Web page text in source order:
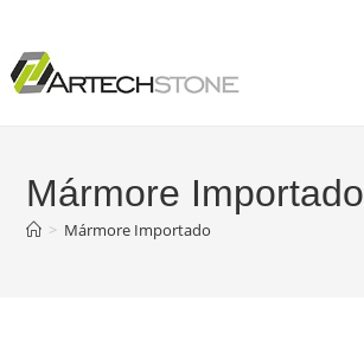
Mármore Importado
> Mármore Importado